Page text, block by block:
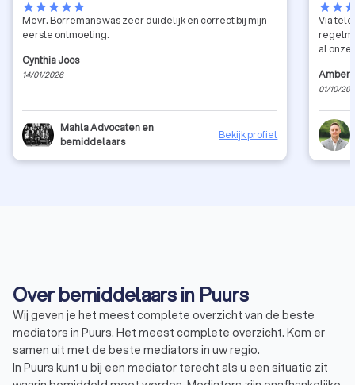
starstarstarstarstar
Mevr. Borremans was zeer duidelijk en correct bij mijn
eerste ontmoeting.
Cynthia Joos
14/01/2026
Mahla Advocaten en
bemiddelaars
Bekijk profiel
starstar
Via
al
Amber
01/10/
Over bemiddelaars in Puurs
Wij geven je het meest complete overzicht van de beste
mediators in Puurs. Het meest complete overzicht. Kom er
samen uit met de beste mediators in uw regio.
In Puurs kunt u bij een mediator terecht als u een situatie zit